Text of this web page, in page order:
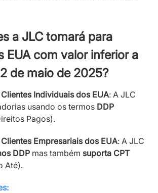
a JLC tomará para
EUA com valor inferior a
de maio de 2025?
Individuais dos EUA: A JLC
usando os termos DDP
Pagos).
Empresariais dos EUA: A JLC
DDP mas também suporta CPT
Até).